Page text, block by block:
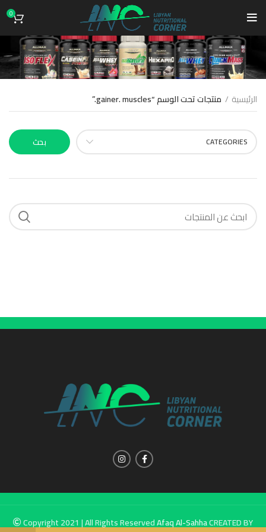
0
gainer. muscles.
الرئيسية منتجات تحت الوسم “gainer. muscles.”
CATEGORIES بحث
Copyright 2021 | All Rights ReservedAfaq Al-SahhaCREATED BY